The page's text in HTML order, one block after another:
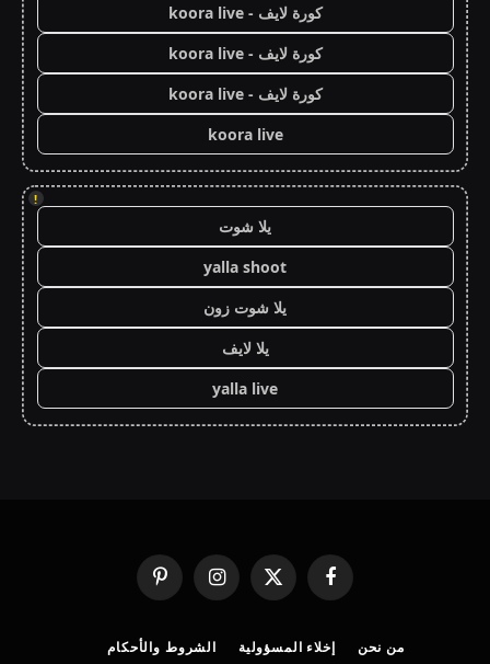
كورة لايف - koora live
كورة لايف - koora live
كورة لايف - koora live
koora live
!
يلا شوت
yalla shoot
يلا شوت زون
يلا لايف
yalla live
فيسبوك
X
(Twitter)
الانستغرامبينتيريست
من نحن إخلاء المسؤولية الشروط والأحكام